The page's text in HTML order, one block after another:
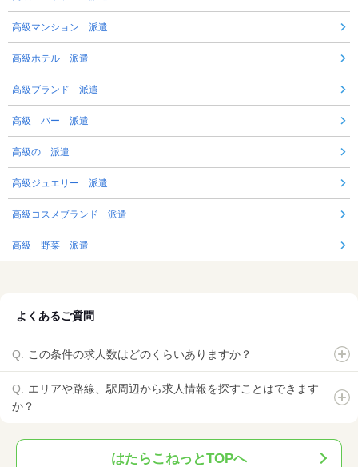
高級マンション 派遣
高級ホテル 派遣
高級ブランド 派遣
高級 バー 派遣
高級の 派遣
高級ジュエリー 派遣
高級コスメブランド 派遣
高級 野菜 派遣
よくあるご質問
この条件の求人数はどのくらいありますか？
エリアや路線、駅周辺から求人情報を探すことはできます
か？
はたらこねっとTOPへ